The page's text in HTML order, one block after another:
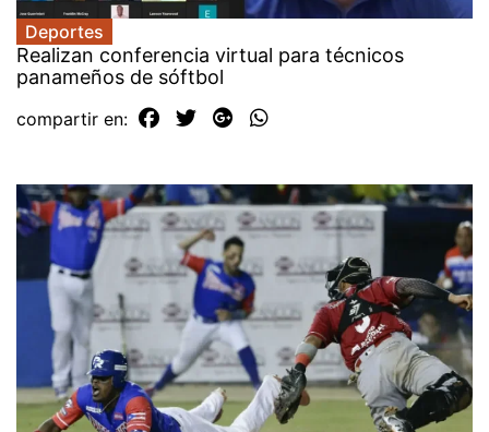
Deportes
Realizan conferencia virtual para técnicos
panameños de sóftbol
compartir en: